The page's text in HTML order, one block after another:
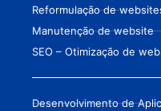
Reformulação de
Manutenção de website
SEO – Otimização de
Desenvolvimento de